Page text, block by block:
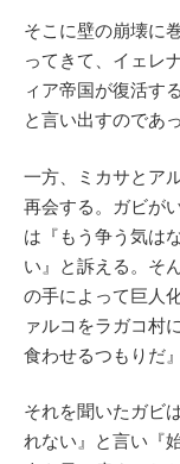
そこに壁の崩壊に
ってきて、イェレ
ィア帝国が復活す
と言い出すのであ
一方、ミカサとア
再会する。ガビが
は『もう争う気は
い』と訴える。そ
の手によって巨人
ァルコをラガコ村
食わせるつもりだ
それを聞いたガビ
れない』と言い『